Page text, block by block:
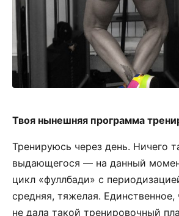
Твоя нынешняя программа
Тренируюсь через день. Ничего
выдающегося — на данный
цикл «фуллбади» с
средняя, тяжелая. Единственное,
не дала такой тренировочный